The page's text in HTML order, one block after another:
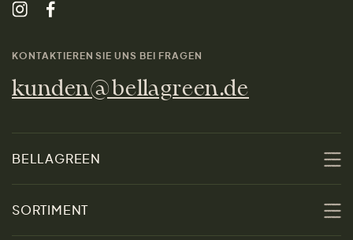
KONTAKTIEREN SIE UNS BEI FRAGEN
kunden@bellagreen.de
BELLAGREEN
SORTIMENT